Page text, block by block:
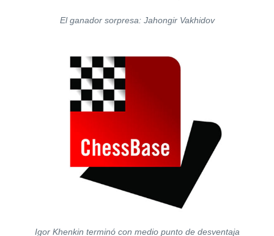
El ganador sorpresa: Jahongir Vakhidov
Igor Khenkin terminó con medio punto de desventaja